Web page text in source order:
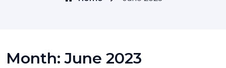
Month:June 2023